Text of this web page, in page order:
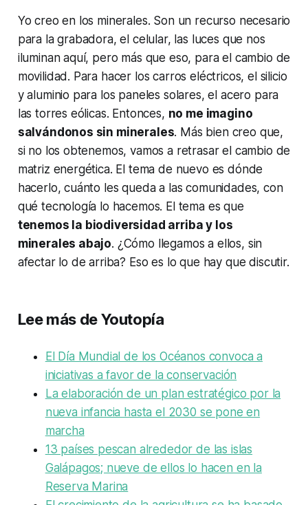
Yo creo en los minerales. Son un recurso necesario
para la grabadora, el celular, las luces que nos
iluminan aquí, pero más que eso, para el cambio de
movilidad. Para hacer los carros eléctricos, el silicio
y aluminio para los paneles solares, el acero para
las torres eólicas. Entonces, no me imagino
salvándonos sin minerales. Más bien creo que,
si no los obtenemos, vamos a retrasar el cambio de
matriz energética. El tema de nuevo es dónde
hacerlo, cuánto les queda a las comunidades, con
qué tecnología lo hacemos. El tema es que
tenemos la biodiversidad arriba y los
minerales abajo. ¿Cómo llegamos a ellos, sin
afectar lo de arriba? Eso es lo que hay que discutir.
Lee más de Youtopía
El Día Mundial de los Océanos convoca a
iniciativas a favor de la conservación
La elaboración de un plan estratégico por la
nueva infancia hasta el 2030 se pone en
marcha
13 países pescan alrededor de las islas
Galápagos; nueve de ellos lo hacen en la
Reserva Marina